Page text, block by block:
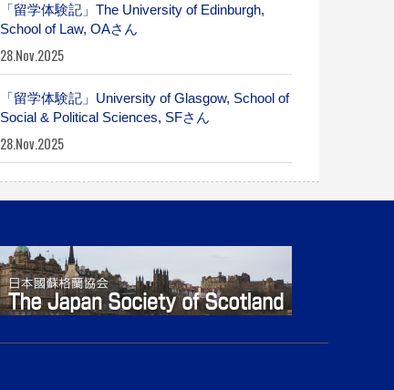
「留学体験記」The University of Edinburgh,
School of Law, OAさん
28.Nov.2025
「留学体験記」University of Glasgow, School of
Social & Political Sciences, SFさん
28.Nov.2025